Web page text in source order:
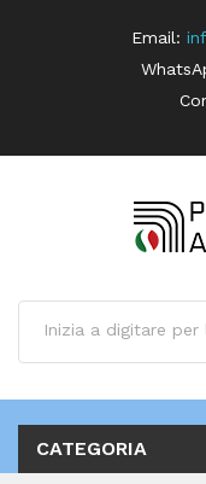
Email:
CATEGORIA